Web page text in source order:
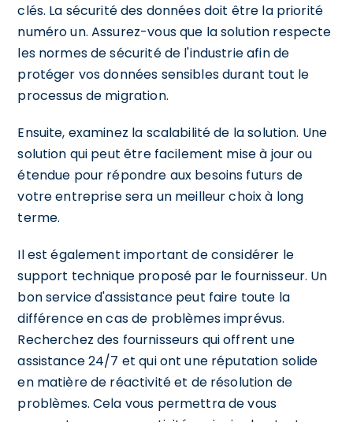
clés. La sécurité des données doit être la priorité
numéro un. Assurez-vous que la solution respecte
les normes de sécurité de l'industrie afin de
protéger vos données sensibles durant tout le
processus de migration.
Ensuite, examinez la scalabilité de la solution. Une
solution qui peut être facilement mise à jour ou
étendue pour répondre aux besoins futurs de
votre entreprise sera un meilleur choix à long
terme.
Il est également important de considérer le
support technique proposé par le fournisseur. Un
bon service d'assistance peut faire toute la
différence en cas de problèmes imprévus.
Recherchez des fournisseurs qui offrent une
assistance 24/7 et qui ont une réputation solide
en matière de réactivité et de résolution de
problèmes. Cela vous permettra de vous